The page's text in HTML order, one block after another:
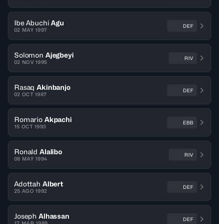
Ibe Abuchi Agu
02 MAY 1997
DEF
Solomon Ajegbeyi
02 NOV 1995
RIV
Rasaq Akinbanjo
02 OCT 1987
DEF
Romario Akpachi
15 OCT 1993
EBB
Ronald Alalibo
08 MAY 1994
RIV
Adottah Albert
25 AGO 1992
DEF
Joseph Alhassan DEF